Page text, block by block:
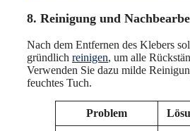
8. Reinigung und
Nach dem Entfernen des Klebers
gründlich reinigen, um alle
Verwenden Sie dazu milde
feuchtes Tuch.
Problem